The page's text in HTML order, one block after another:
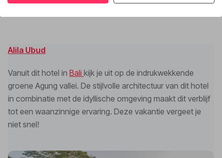
Alila Ubud
Vanuit dit hotel in Bali kijk je uit op de indrukwekkende
groene Agung vallei. De stijlvolle architectuur van dit hotel
in combinatie met de idyllische omgeving maakt dit verblijf
tot een waanzinnige ervaring. Deze vakantie vergeet je
niet snel!